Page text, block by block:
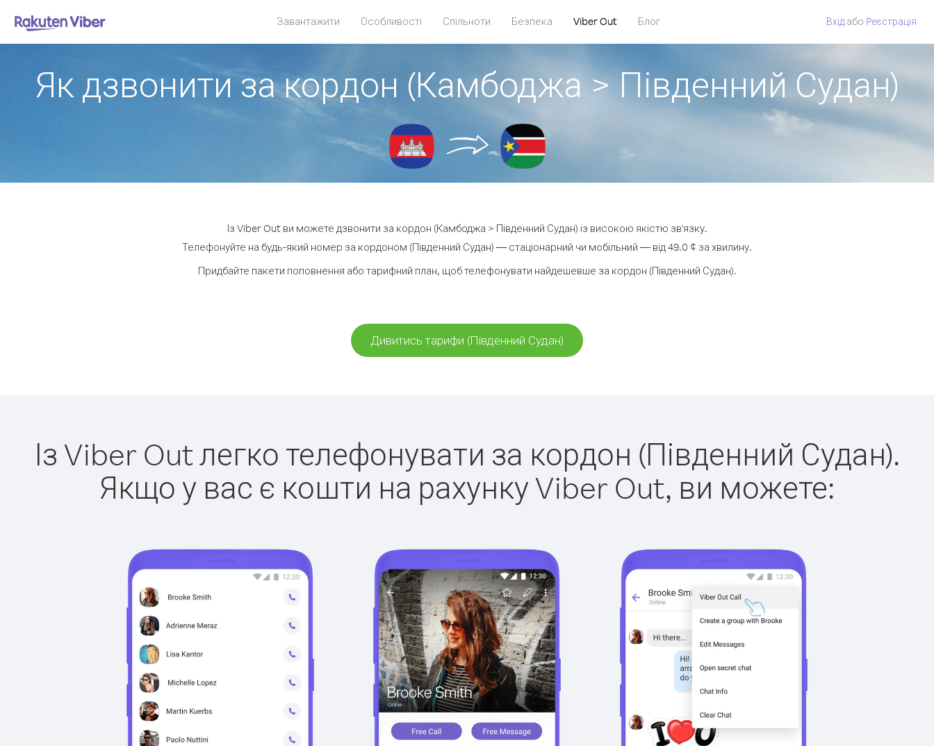
Завантажити Особливості Спільноти Безпека Viber Out Блог Вхід або Pеєстрація
Як дзвонити за кордон (Камбоджа > Південний Судан)
Із Viber Out ви можете дзвонити за кордон (Камбоджа > Південний Судан) із високою якістю зв'язку.
Телефонуйте на будь-який номер за кордоном (Південний Судан) — стаціонарний чи мобільний — від 49.0 ¢ за хвилину.
Придбайте пакети поповнення або тарифний план, щоб телефонувати найдешевше за кордон (Південний Судан).
Дивитись тарифи (Південний Судан)
Із Viber Out легко телефонувати за кордон (Південний Судан).
Якщо у вас є кошти на рахунку Viber Out, ви можете: